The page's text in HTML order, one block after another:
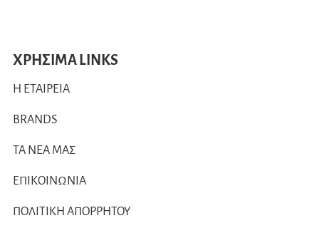
ΧΡΗΣΙΜΑ LINKS
Η ΕΤΑΙΡΕΙΑ
BRANDS
ΤΑ ΝΕΑ ΜΑΣ
ΕΠΙΚΟΙΝΩΝΙΑ
ΠΟΛΙΤΙΚΗ ΑΠΟΡΡΗΤΟΥ